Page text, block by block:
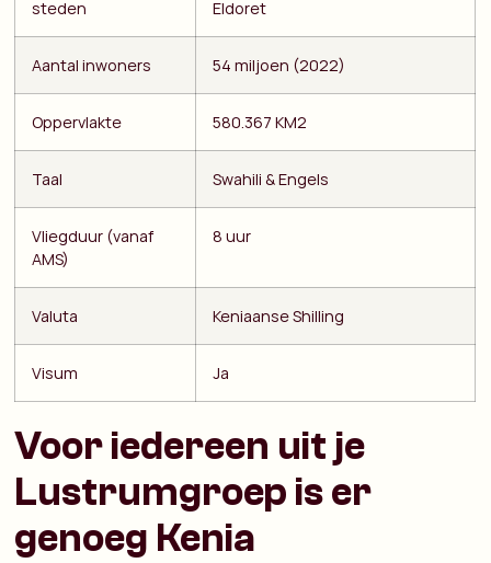
steden Eldoret
Aantal inwoners 54 miljoen (2022)
Oppervlakte 580.367 KM2
Taal Swahili & Engels
Vliegduur (vanaf
AMS)
8 uur
Valuta Keniaanse Shilling
Visum Ja
Voor iedereen uit je
Lustrumgroep is er
genoeg Kenia